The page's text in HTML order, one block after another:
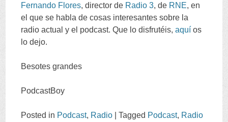
Fernando Flores,director de Radio 3,de RNE,en
el que se habla de cosas interesantes sobre la
radio actual y el podcast.Que lo disfrutéis,aquí os
lo dejo.
Besotes grandes
PodcastBoy
Posted in Podcast, Radio |Tagged Podcast, Radio